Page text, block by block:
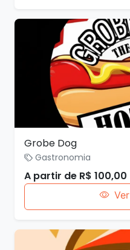
Grobe Dog
Gastronomia
A partir de R$ 100,00